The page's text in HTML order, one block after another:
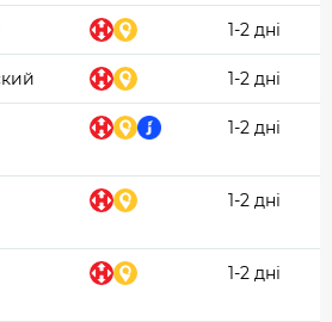
1-2 дні
1-2 дні
1-2 дні
1-2 дні
1-2 дні